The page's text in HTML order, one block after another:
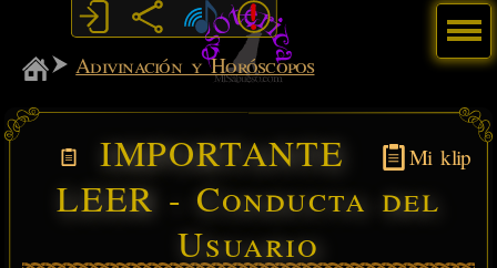
MiSabueso
Adivinación y Horóscopos
Mi klip
IMPORTANTE
LEER - Conducta del
Usuario
Menú